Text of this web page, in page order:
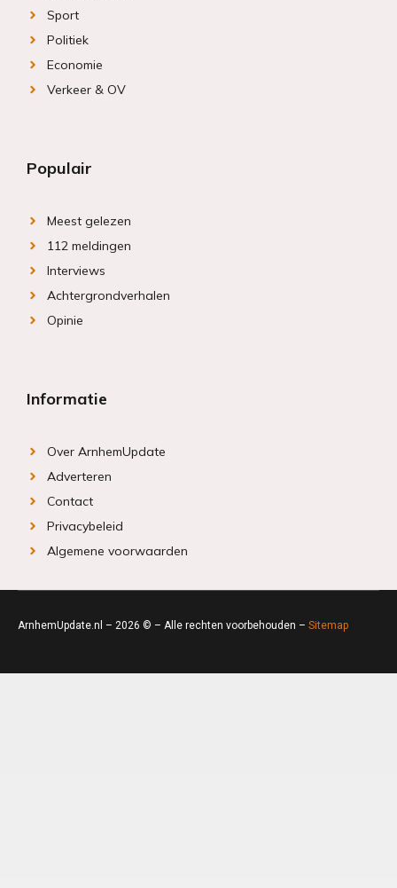
Sport
Politiek
Economie
Verkeer & OV
Populair
Meest gelezen
112 meldingen
Interviews
Achtergrondverhalen
Opinie
Informatie
Over ArnhemUpdate
Adverteren
Contact
Privacybeleid
Algemene voorwaarden
ArnhemUpdate.nl – 2026 © – Alle rechten voorbehouden – Sitemap